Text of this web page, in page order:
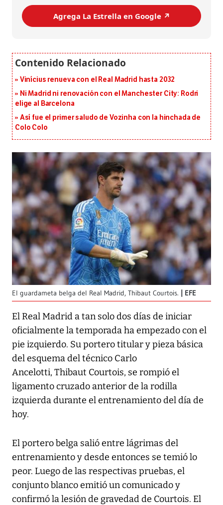
Agrega La Estrella en Google ↗️
Vinícius renueva con el Real Madrid hasta 2032
Ni Madrid ni renovación con el Manchester City: Rodri
elige al Barcelona
Así fue el primer saludo de Vozinha con la hinchada de
Colo Colo
El guardameta belga del Real Madrid, Thibaut Courtois. EFE
El Real Madrid a tan solo dos días de iniciar
oficialmente la temporada ha empezado con el
pie izquierdo. Su portero titular y pieza básica
del esquema del técnico Carlo
Ancelotti, Thibaut Courtois, se rompió el
ligamento cruzado anterior de la rodilla
izquierda durante el entrenamiento del día de
hoy.
El portero belga salió entre lágrimas del
entrenamiento y desde entonces se temió lo
peor. Luego de las respectivas pruebas, el
conjunto blanco emitió un comunicado y
confirmó la lesión de gravedad de Courtois. El